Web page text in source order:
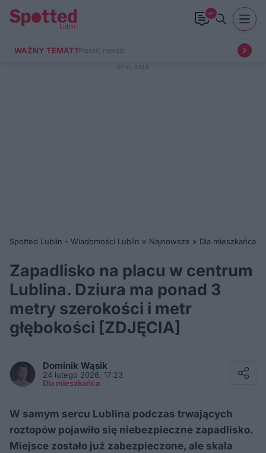
99+
WAŻNY TEMAT?Prześlij newsa!
Spotted Lublin - Wiadomości Lublin » Najnowsze » Dla mieszkańca
Zapadlisko na placu w centrum
Lublina. Dziura ma ponad 3
metry szerokości i metr
głębokości [ZDJĘCIA]
Dominik Wąsik
24 lutego 2026, 17:23
Dla mieszkańca
W samym sercu Lublina podczas trwających
roztopów pojawiło się niebezpieczne zapadlisko.
Miejsce zostało już zabezpieczone, ale skala